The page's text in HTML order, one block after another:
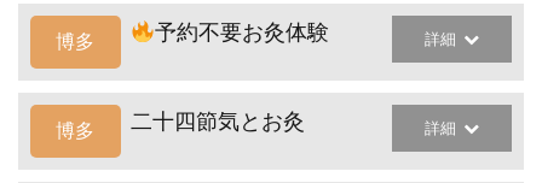
博多 予約不要お灸体験 詳細
博多 二十四節気とお灸 詳細